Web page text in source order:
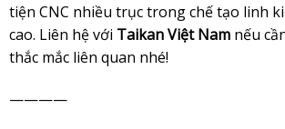
tiện CNC nhiều trục trong chế tạo linh
cao. Liên hệ với Taikan Việt Namnếu
thắc mắc liên quan nhé!
————